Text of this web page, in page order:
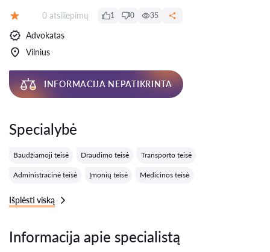
Atsiliepimų:
0 atsiliepimų 1 0 35
Advokatas
Vilnius
INFORMACIJA NEPATIKRINTA
Specialybė
Baudžiamoji teisė Draudimo teisė Transporto teisė
Administracinė teisė Įmonių teisė Medicinos teisė
Išplėsti viską
Informacija apie specialistą